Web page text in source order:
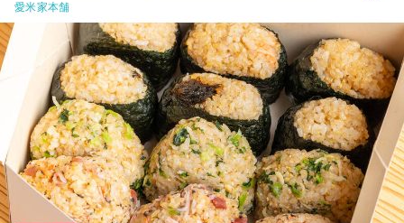
愛米家本舗